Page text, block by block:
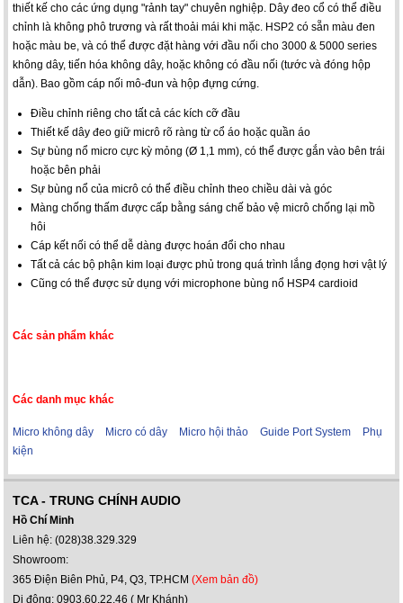
thiết kế cho các ứng dụng "rảnh tay" chuyên nghiệp. Dây đeo cổ có thể điều
chỉnh là không phô trương và rất thoải mái khi mặc. HSP2 có sẵn màu đen
hoặc màu be, và có thể được đặt hàng với đầu nối cho 3000 & 5000 series
không dây, tiến hóa không dây, hoặc không có đầu nối (tước và đóng hộp
dẫn). Bao gồm cáp nối mô-đun và hộp đựng cứng.
Điều chỉnh riêng cho tất cả các kích cỡ đầu
Thiết kế dây đeo giữ micrô rõ ràng từ cổ áo hoặc quần áo
Sự bùng nổ micro cực kỳ mỏng (Ø 1,1 mm), có thể được gắn vào bên trái
hoặc bên phải
Sự bùng nổ của micrô có thể điều chỉnh theo chiều dài và góc
Màng chống thấm được cấp bằng sáng chế bảo vệ micrô chống lại mồ
hôi
Cáp kết nối có thể dễ dàng được hoán đổi cho nhau
Tất cả các bộ phận kim loại được phủ trong quá trình lắng đọng hơi vật lý
Cũng có thể được sử dụng với microphone bùng nổ HSP4 cardioid
Các sản phẩm khác
Các danh mục khác
Micro không dây Micro có dây Micro hội thảo Guide Port System
Phụ
kiện
TCA - TRUNG CHÍNH AUDIO
Hồ Chí Minh
Liên hệ: (028)38.329.329
Showroom:
365 Điện Biên Phủ, P4, Q3, TP.HCM(Xem bản đồ)
Di động: 0903.60.22.46 ( Mr Khánh)